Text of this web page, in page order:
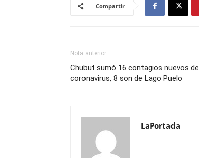
Compartir
Nota anterior
Chubut sumó 16 contagios nuevos de
coronavirus, 8 son de Lago Puelo
LaPortada